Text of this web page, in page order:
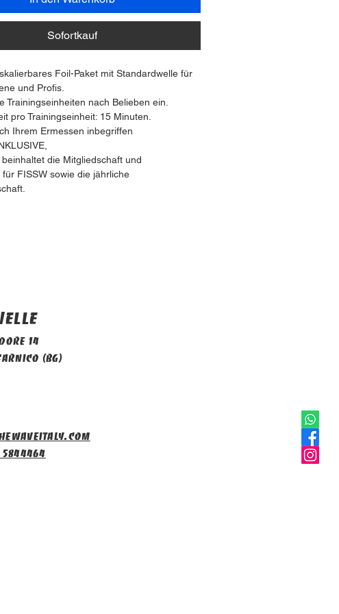
Sofortkauf
Foil-Paket mit Standardwelle für
und Profis.
Trainingseinheiten nach Belieben ein.
pro Trainingseinheit: 15 Minuten.
Ihrem Ermessen inbegriffen
beinhaltet die Mitgliedschaft und
FISSW sowie die jährliche
14
(BG)
5844464